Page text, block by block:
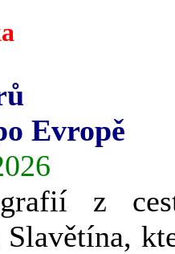
Evropě
z
Slavětína,